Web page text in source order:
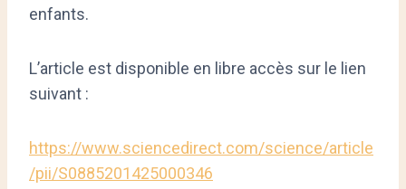
enfants.
L’article est disponible en libre accès sur le lien
suivant :
https://www.sciencedirect.com/science/article
/pii/S0885201425000346